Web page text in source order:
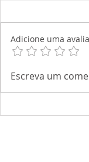
Adicione uma
Escreva um